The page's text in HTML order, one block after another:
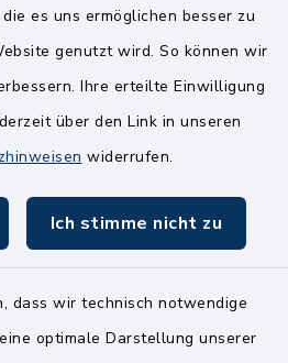
es uns ermöglichen besser zu
genutzt wird. So können wir
Ihre erteilte Einwilligung
über den Link in unseren
widerrufen.
Ich stimme nicht zu
dass wir technisch notwendige
optimale Darstellung unserer
Kontakt